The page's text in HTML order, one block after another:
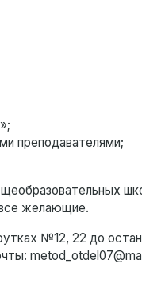
преподавателями;
желающие.
№12, 22 до